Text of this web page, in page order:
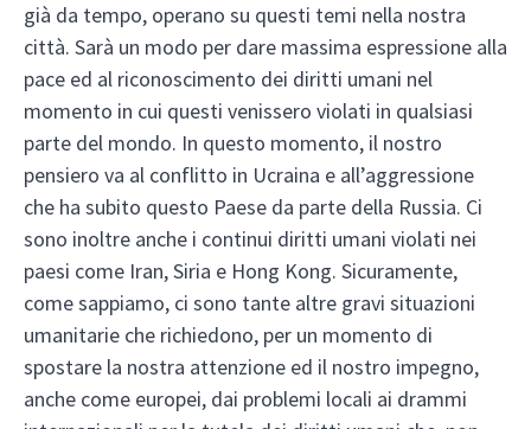
già da tempo, operano su questi temi nella nostra
città. Sarà un modo per dare massima espressione alla
pace ed al riconoscimento dei diritti umani nel
momento in cui questi venissero violati in qualsiasi
parte del mondo. In questo momento, il nostro
pensiero va al conflitto in Ucraina e all’aggressione
che ha subito questo Paese da parte della Russia. Ci
sono inoltre anche i continui diritti umani violati nei
paesi come Iran, Siria e Hong Kong. Sicuramente,
come sappiamo, ci sono tante altre gravi situazioni
umanitarie che richiedono, per un momento di
spostare la nostra attenzione ed il nostro impegno,
anche come europei, dai problemi locali ai drammi